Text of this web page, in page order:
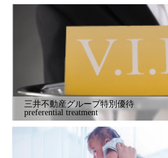
三井不動産グループ特別優待
preferential treatment